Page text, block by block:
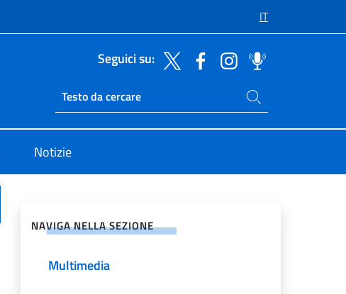
IT
Seguici su:
Ricerca sito live
Cerca nel sito
Notizie
NAVIGA NELLA SEZIONE
Multimedia